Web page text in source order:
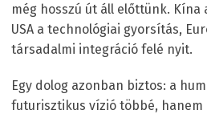
még hosszú út áll előttünk. Kína
USA a technológiai gyorsítás,
társadalmi integráció felé nyit.
Egy dolog azonban biztos: a
futurisztikus vízió többé, hanem